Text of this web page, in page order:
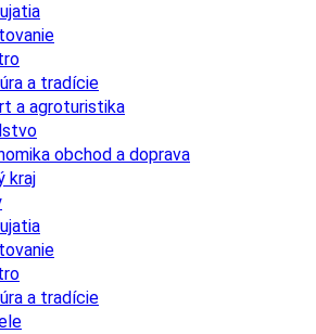
a tradície
a agroturistika
obchod a doprava
kraj
a tradície